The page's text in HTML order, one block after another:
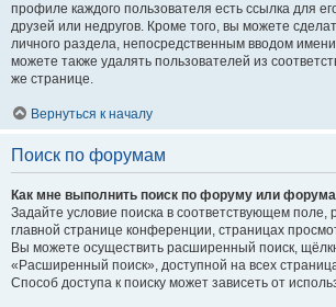
профиле каждого пользователя есть ссылка для
друзей или недругов. Кроме того, вы можете
личного раздела, непосредственным вводом
можете также удалять пользователей из
же странице.
Вернуться к началу
Поиск по форумам
Как мне выполнить поиск по форуму или
Задайте условие поиска в соответствующем
главной странице конференции, страницах
Вы можете осуществить расширенный поиск,
«Расширенный поиск», доступной на всех
Способ доступа к поиску может зависеть от